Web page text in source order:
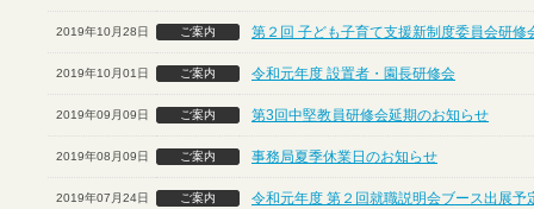
2019年10月28日 ご案内 第２回 子ども子育て支援新制度委員会研修
2019年10月01日 ご案内 令和元年度 設置者・園長研修会
2019年09月09日 ご案内 第3回中堅教員研修会延期のお知らせ
2019年08月09日 ご案内 事務局夏季休業日のお知らせ
2019年07月24日 ご案内 令和元年度 第２回就職説明会ブース出展